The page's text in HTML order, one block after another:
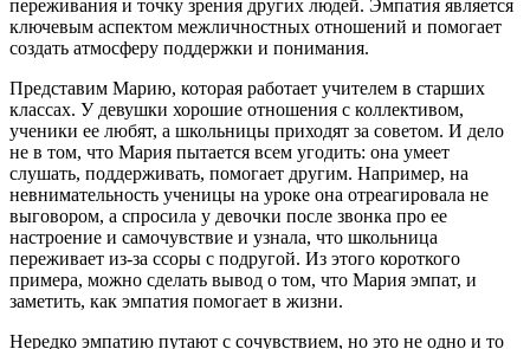
переживания и точку зрения других людей. Эмпатия является
ключевым аспектом межличностных отношений и помогает
создать атмосферу поддержки и понимания.
Представим Марию, которая работает учителем в старших
классах. У девушки хорошие отношения с коллективом,
ученики ее любят, а школьницы приходят за советом. И дело
не в том, что Мария пытается всем угодить: она умеет
слушать, поддерживать, помогает другим. Например, на
невнимательность ученицы на уроке она отреагировала не
выговором, а спросила у девочки после звонка про ее
настроение и самочувствие и узнала, что школьница
переживает из-за ссоры с подругой. Из этого короткого
примера, можно сделать вывод о том, что Мария эмпат, и
заметить, как эмпатия помогает в жизни.
Нередко эмпатию путают с сочувствием, но это не одно и то